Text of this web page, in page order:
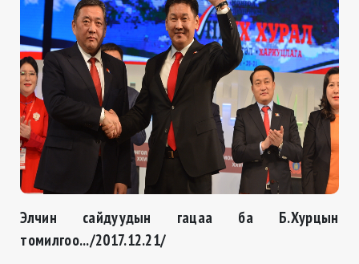
Элчин сайдуудын гацаа ба Б.Хурцын
томилгоо.../2017.12.21/